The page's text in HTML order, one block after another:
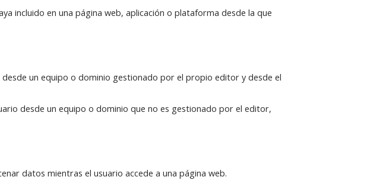
incluido en una página web, aplicación o plataforma desde la que
un equipo o dominio gestionado por el propio editor y desde el
desde un equipo o dominio que no es gestionado por el editor,
datos mientras el usuario accede a una página web.